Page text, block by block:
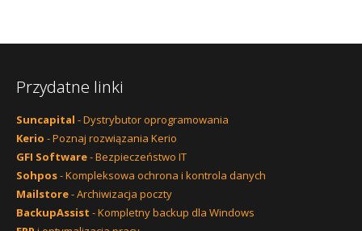
Przydatne linki
Suncapital - Dystrybutor oprogramowania
Kerio - Poznaj rozwiązania Kerio
GFI Software- Bezpieczeństwo IT
Sohpos- Kompleksowa ochrona i kontrola danych
Mailstore- Archiwizacja poczty
BackupAssist - Kompletny backup dla Windows